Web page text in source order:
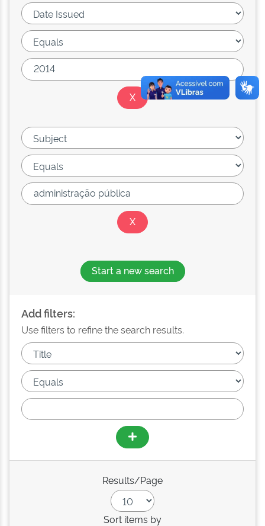
Start a new search
Add filters:
Use filters to refine the search results.
Results/Page
Sort items by